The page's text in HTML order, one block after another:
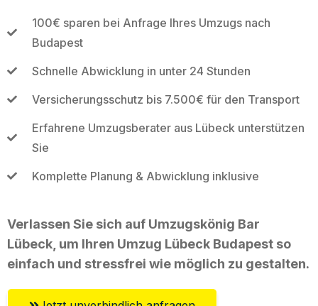
100€ sparen bei Anfrage Ihres Umzugs nach
Budapest
Schnelle Abwicklung in unter 24 Stunden
Versicherungsschutz bis 7.500€ für den Transport
Erfahrene Umzugsberater aus Lübeck unterstützen
Sie
Komplette Planung & Abwicklung inklusive
Verlassen Sie sich auf Umzugskönig Bar
Lübeck, um Ihren Umzug Lübeck Budapest so
einfach und stressfrei wie möglich zu gestalten.